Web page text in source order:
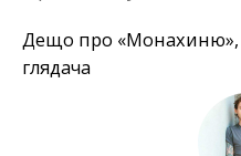
Дещо про «Монахиню»,
глядача